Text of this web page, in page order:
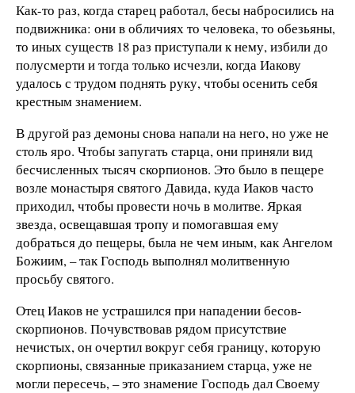
Как-то раз, когда старец работал, бесы набросились на
подвижника: они в обличиях то человека, то обезьяны,
то иных существ 18 раз приступали к нему, избили до
полусмерти и тогда только исчезли, когда Иакову
удалось с трудом поднять руку, чтобы осенить себя
крестным знамением.
В другой раз демоны снова напали на него, но уже не
столь яро. Чтобы запугать старца, они приняли вид
бесчисленных тысяч скорпионов. Это было в пещере
возле монастыря святого Давида, куда Иаков часто
приходил, чтобы провести ночь в молитве. Яркая
звезда, освещавшая тропу и помогавшая ему
добраться до пещеры, была не чем иным, как Ангелом
Божиим, – так Господь выполнял молитвенную
просьбу святого.
Отец Иаков не устрашился при нападении бесов-
скорпионов. Почувствовав рядом присутствие
нечистых, он очертил вокруг себя границу, которую
скорпионы, связанные приказанием старца, уже не
могли пересечь, – это знамение Господь дал Своему